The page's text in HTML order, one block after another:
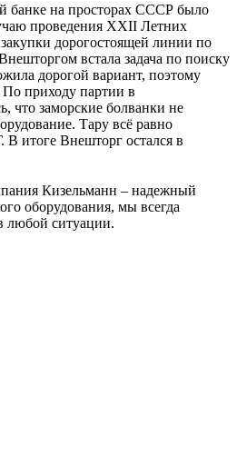
банке на просторах СССР было
проведения XXII Летних
дорогостоящей линии по
встала задача по поиску
дорогой вариант, поэтому
приходу партии в
что заморские болванки не
Тару всё равно
итоге Внешторг остался в
Кизельманн – надежный
оборудования, мы всегда
любой ситуации.